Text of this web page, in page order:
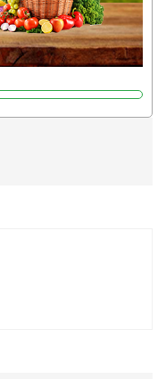
ာင် အားပေးပါ
ြင်း၊အစေ့တည်ခြင်း
တယ်။ လုံလောက်တဲ့
အပ်တဲ့အာဟာရဓာတ်
းစပ်ထားတဲ့အတွက်
းရွက်နဲ့ ဥယျာဉ်ခြံသီးနှံ
မျိုးတည်းနဲ့ အားလုံး